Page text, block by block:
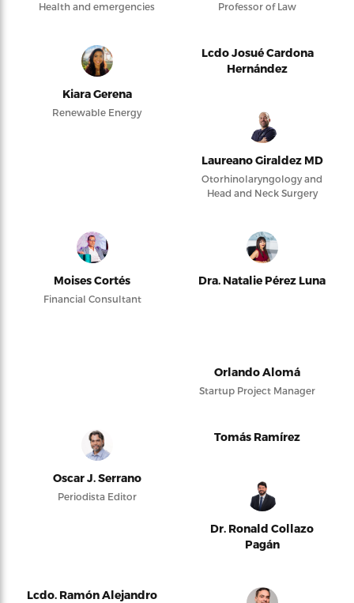
Health and emergencies Professor of Law
Kiara Gerena
Renewable Energy
Lcdo Josué Cardona
Hernández
Laureano Giraldez MD
Otorhinolaryngology and
Head and Neck Surgery
Moises Cortés
Financial Consultant
Dra. Natalie Pérez Luna
Orlando Alomá
Startup Project Manager
Oscar J. Serrano
Periodista Editor
Tomás Ramírez
Dr. Ronald Collazo
Pagán
Lcdo. Ramón Alejandro